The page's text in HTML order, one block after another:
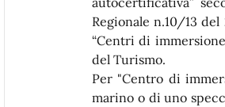
Regionale n.10/13
“Centri di
del Turismo.
Per "Centro di
marino o di uno